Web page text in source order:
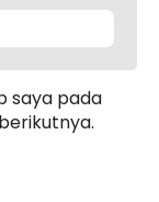
saya pada